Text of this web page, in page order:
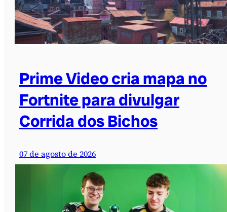
Prime Video cria mapa no
Fortnite para divulgar
Corrida dos Bichos
07 de agosto de 2026